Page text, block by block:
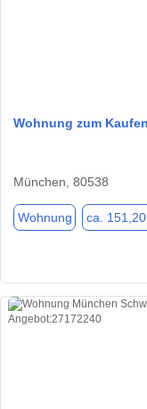
Wohnung zum
München, 80538
Wohnung ca. 151,20